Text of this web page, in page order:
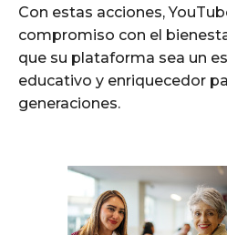
Con estas acciones,
compromiso con el
que su plataforma sea un
educativo y enriquecedor
generaciones.